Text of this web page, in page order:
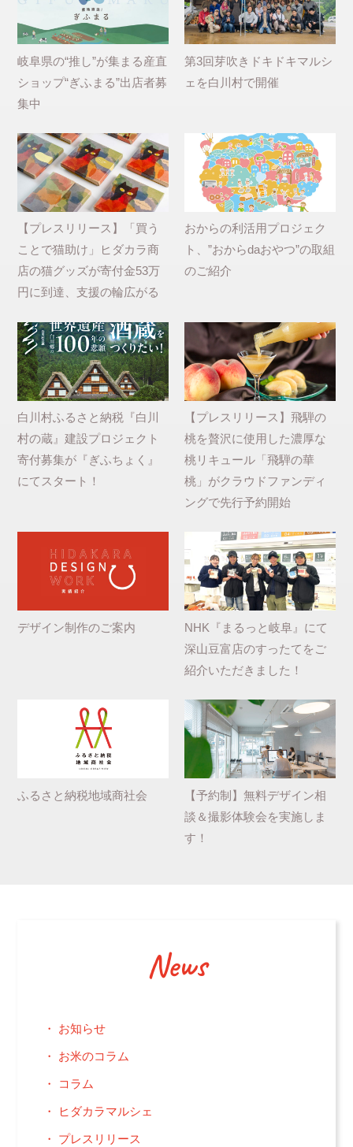
岐阜県の“推し”が集まる産直
ショップ“ぎふまる”出店者募
集中
第3回芽吹きドキドキマルシ
ェを白川村で開催
【プレスリリース】「買う
ことで猫助け」ヒダカラ商
店の猫グッズが寄付金53万
円に到達、支援の輪広がる
おからの利活用プロジェク
ト、”おからdaおやつ”の取組
のご紹介
白川村ふるさと納税『白川
村の蔵』建設プロジェクト
寄付募集が『ぎふちょく』
にてスタート！
【プレスリリース】飛騨の
桃を贅沢に使用した濃厚な
桃リキュール「飛騨の華
桃」がクラウドファンディ
ングで先行予約開始
デザイン制作のご案内
NHK『まるっと岐阜』にて
深山豆富店のすったてをご
紹介いただきました！
ふるさと納税地域商社会
【予約制】無料デザイン相
談＆撮影体験会を実施しま
す！
News
お知らせ
お米のコラム
コラム
ヒダカラマルシェ
プレスリリース